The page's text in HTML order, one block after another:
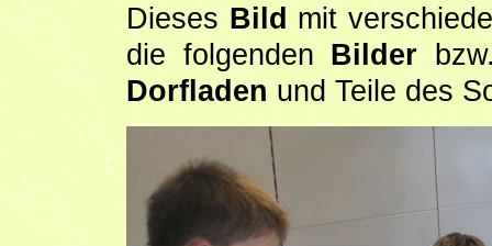
Dieses Bild mit
die folgenden Bilder
Dorfladen und Teile des